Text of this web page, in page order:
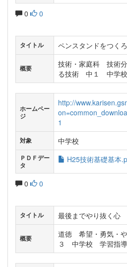
0 0
タイトル ペンスタンドをつく
概要
技術・家庭科 技術
る技術 中１ 中学
ホームペー
ジ
http://
1
対象 中学校
ＰＤＦデー
タ
H25技術基礎基本
0 0
タイトル 最後までやり抜く心
概要
道徳 希望・勇気・
３ 中学校 学習指